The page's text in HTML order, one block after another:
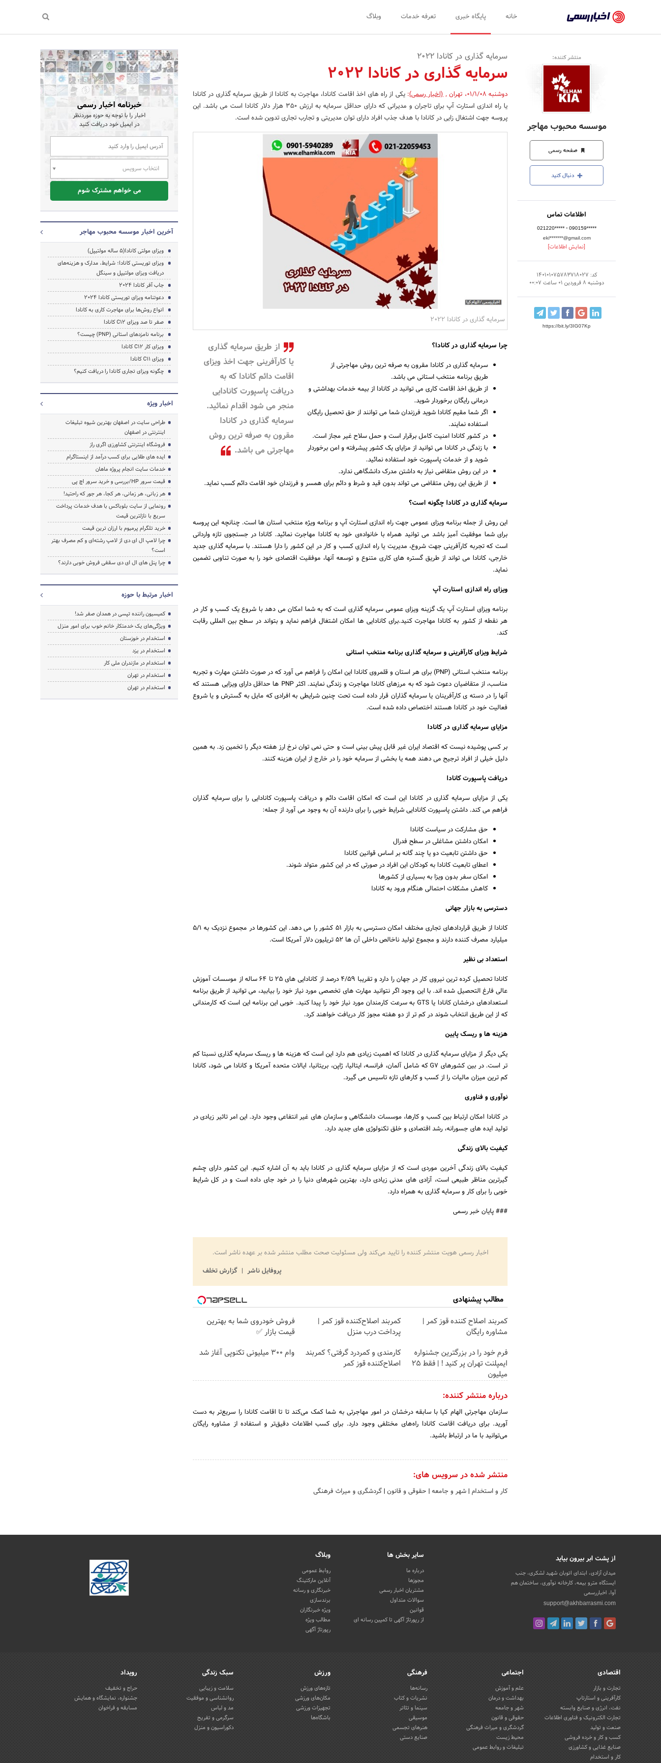
رسمی
-
اخبار
تایید
شده
شرکت‌ها،
سازمان‌ها
و
روابط
عمومی‌ها
خانه پایگاه خبری تعرفه خدمات وبلاگ
منتشر کننده:
موسسه محبوب مهاجر
صفحه رسمی
دنبال کنید
اطلاعات تماس
021220***** - 090159*****
eki*******@gmail.com
[نمایش اطلاعات]
کد: 140101075783718027
دوشنبه 8 فروردین 01 ساعت 00:07
https://bit.ly/3IG07Kp
سرمایه گذاری در کانادا 2022
سرمایه گذاری در کانادا 2022
دوشنبه 01/1/08 ، تهران ,(اخبار رسمی):یکی از راه های اخذ اقامت کانادا، مهاجرت به کانادا از طریق سرمایه گذاری در کانادا
یا راه اندازی استارت آپ برای تاجران و مدیرانی که دارای حداقل سرمایه به ارزش 350 هزار دلار کانادا است می باشد. این
پروسه جهت اشتغال زایی در کانادا با هدف جذب افراد دارای توان مدیریتی و تجارب تجاری تدوین شده است.
سرمایه گذاری در کانادا 2022
از طریق سرمایه گذاری
یا کارآفرینی جهت اخذ ویزای
اقامت دائم کانادا که به
دریافت پاسپورت کانادایی
منجر می شود اقدام نمائید.
سرمایه گذاری در کانادا
مقرون به صرفه ترین روش
مهاجرتی می باشد.
چرا سرمایه گذاری در کانادا؟
سرمایه گذاری در کانادا مقرون به صرفه ترین روش مهاجرتی از
طریق برنامه منتخب استانی می باشد.
از طریق اخذ اقامت کاری می توانید در کانادا از بیمه خدمات بهداشتی و
درمانی رایگان برخوردار شوید.
اگر شما مقیم کانادا شوید فرزندان شما می توانند از حق تحصیل رایگان
استفاده نمایند.
در کشور کانادا امنیت کامل برقرار است و حمل سلاح غیر مجاز است.
با زندگی در کانادا می توانید از مزایای یک کشور پیشرفته و امن برخوردار
شوید و از خدمات پاسپورت خود استفاده نمائید.
در این روش متقاضی نیاز به داشتن مدرک دانشگاهی ندارد.
از طریق این روش متقاضی می تواند بدون قید و شرط و دائم برای همسر و فرزندان خود اقامت دائم کسب نماید.
سرمایه گذاری در کانادا چگونه است؟
این روش از جمله برنامه‌ ویزای عمومی جهت راه اندازی استارت آپ و برنامه ویژه منتخب استان ها است. چنانچه این پروسه
برای شما موفقیت آمیز باشد می توانید همراه با خانواده‌ی خود به کانادا مهاجرت نمائید. کانادا در جستجوی تازه واردانی
است که تجربه کارآفرینی جهت شروع‌، مدیریت یا راه اندازی کسب و کار در این کشور را دارا هستند. با سرمایه گذاری جدید
خارجی‌، کانادا می تواند از طریق گستره های کاری متنوع و توسعه آنها، موفقیت اقتصادی خود را به صورت تناوبی تضمین
نماید.
ویزای راه اندازی استارت آپ
برنامه‌ ویزای استارت آپ یک گزینه ویزای عمومی سرمایه گذاری است که به شما امکان می دهد با شروع یک کسب و کار در
هر نقطه از کشور به کانادا مهاجرت کنید.برای کانادایی‌ ها امکان اشتغال فراهم نماید و بتواند در سطح بین المللی رقابت
کند.
شرایط ویزای کارآفرینی و سرمایه گذاری برنامه منتخب استانی
برنامه منتخب استانی (PNP) برای هر استان و قلمروی کانادا این امکان را فراهم می آورد که در صورت داشتن مهارت و تجربه
مناسب، از متقاضیان دعوت شود که به مرزهای کانادا مهاجرت و زندگی نمایند. اکثر PNP ها حداقل دارای ویزایی هستند که
آنها را در دسته‌ ی کارآفرینان یا سرمایه گذاران قرار داده است تحت چنین شرایطی به افرادی که مایل به گسترش و یا شروع
فعالیت خود در کانادا هستند اختصاص داده شده است.
مزایای سرمایه گذاری در کانادا
بر کسی پوشیده نیست که اقتصاد ایران غیر قابل پیش بینی است و حتی نمی توان نرخ ارز هفته دیگر را تخمین زد. به همین
دلیل خیلی از افراد ترجیح می دهند همه یا بخشی از سرمایه خود را در خارج از ایران هزینه کنند.
دریافت پاسپورت کانادا
یکی از مزایای سرمایه گذاری در کانادا این است که امکان اقامت دائم و دریافت پاسپورت کانادایی را برای سرمایه گذاران
فراهم می کند. داشتن پاسپورت کانادایی شرایط خوبی را برای دارنده آن به وجود می آورد از جمله:
حق مشارکت در سیاست کانادا
امکان داشتن مشاغلی در سطح فدرال
حق داشتن تابعیت دو یا چند گانه بر اساس قوانین کانادا
اعطای تابعیت کانادا به کودکان این افراد در صورتی که در این کشور متولد شوند.
امکان سفر بدون ویزا به بسیاری از کشورها
کاهش مشکلات احتمالی هنگام ورود به کانادا
دسترسی به بازار جهانی
کانادا از طریق قراردادهای تجاری مختلف امکان دسترسی به بازار 51 کشور را می دهد. این کشورها در مجموع نزدیک به 5/1
میلیارد مصرف کننده دارند و مجموع تولید ناخالص داخلی آن ها 52 تریلیون دلار آمریکا است.
استعداد بی نظیر
کانادا تحصیل کرده ترین نیروی کار در جهان را دارد و تقریبا 4/59 درصد از کانادایی های 25 تا 64 ساله از موسسات آموزش
عالی فارغ التحصیل شده اند. با این وجود اگر نتوانید مهارت های تخصصی مورد نیاز خود را بیابید، می توانید از طریق برنامه
استعدادهای درخشان کانادا یا GTS به سرعت کارمندان مورد نیاز خود را پیدا کنید. خوبی این برنامه این است که کارمندانی
که از این طریق انتخاب شوند در کم تر از دو هفته مجوز کار دریافت خواهند کرد.
هزینه ها و ریسک پایین
یکی دیگر از مزایای سرمایه گذاری در کانادا که اهمیت زیادی هم دارد این است که هزینه ها و ریسک سرمایه گذاری نسبتا کم
تر است. در بین کشورهای G7 که شامل آلمان، فرانسه، ایتالیا، ژاپن، بریتانیا، ایالات متحده آمریکا و کانادا می شود، کانادا
کم ترین میزان مالیات را از کسب و کارهای تازه تاسیس می گیرد.
نوآوری و فناوری
در کانادا امکان ارتباط بین کسب و کارها، موسسات دانشگاهی و سازمان های غیر انتفاعی وجود دارد. این امر تاثیر زیادی در
تولید ایده های جسورانه، رشد اقتصادی و خلق تکنولوژی های جدید دارد.
کیفیت بالای زندگی
کیفیت بالای زندگی آخرین موردی است که از مزایای سرمایه گذاری در کانادا باید به آن اشاره کنیم. این کشور دارای چشم
گیرترین مناظر طبیعی است، آزادی های مدنی زیادی دارد، بهترین شهرهای دنیا را در خود جای داده است و در کل شرایط
خوبی را برای کار و سرمایه گذاری به همراه دارد.
### پایان خبر رسمی
اخبار رسمی هویت منتشر کننده را تایید می‌کند ولی مسئولیت صحت مطلب منتشر شده بر عهده ناشر است.
پروفایل ناشر
گزارش تخلف
مطالب پیشنهادی
کمربند اصلاح کننده قوز کمر |
مشاوره رایگان
کمربند اصلاح‌کننده قوز کمر |
پرداخت درب منزل
فروش خودروی شما به بهترین
قیمت بازار ✅
فرم خود را در بزرگترین جشنواره
ایمپلنت تهران پر کنید ! | فقط ۲۵
میلیون
کارمندی و کمردرد گرفتی؟ کمربند
اصلاح‌کننده قوز کمر
وام 300 میلیونی تکنوپی آغاز شد
درباره منتشر کننده:
سازمان مهاجرتی الهام کیا با سابقه درخشان در امور مهاجرتی به شما کمک می‌کند تا تا اقامت کانادا را سریع‌تر به دست
آورید. برای دریافت اقامت کانادا راه‌های مختلفی وجود دارد. برای کسب اطلاعات دقیق‌تر و استفاده از مشاوره رایگان
می‌توانید با ما در ارتباط باشید.
منتشر شده در سرویس های:
کار و استخدام | شهر و جامعه | حقوقی و قانون | گردشگری و میراث فرهنگی
خبرنامه اخبار رسمی
اخبار را با توجه به حوزه موردنظر
در ایمیل خود دریافت کنید
انتخاب سرویس
می خواهم مشترک شوم
آخرین اخبار موسسه محبوب مهاجر
ویزای مولتی کانادا(5 ساله مولتیپل)
ویزای توریستی کانادا؛ شرایط، مدارک و هزینه‌های
دریافت ویزای مولتیپل و سینگل
جاب آفر کانادا 2024
دعوتنامه ویزای توریستی کانادا 2024
انواع روش‌ها برای مهاجرت کاری به کانادا
صفر تا صد ویزای C12 کانادا
برنامه نامزدهای استانی (PNP) چیست؟
ویزای کار C12 کانادا
ویزای C11 کانادا
چگونه ویزای تجاری کانادا را دریافت کنیم؟
اخبار ویژه
طراحی سایت در اصفهان بهترین شیوه تبلیغات
اینترنتی در اصفهان
فروشگاه اینترنتی کشاورزی اگری راز
ایده های طلایی برای کسب درآمد از اینستاگرام
خدمات سایت انجام پروژه ماهان
قیمت سرور HP/بررسی و خرید سرور اچ پی
هر زبانی، هر زمانی، هر کجا، هر جور که راحتید!
رونمایی از سایت بلوباکس با هدف خدمات پرداخت
سریع با نازلترین قیمت
خرید تلگرام پرمیوم با ارزان ترین قیمت
چرا لامپ ال ای دی از لامپ رشته‌ای و کم مصرف بهتر
است؟
چرا پنل های ال ای دی سقفی فروش خوبی دارند؟
اخبار مرتبط با حوزه
کمیسیون راننده تپسی در همدان صفر شد!
ویژگی‌های یک خدمتکار خانم خوب برای امور منزل
استخدام در خوزستان
استخدام در یزد
استخدام در مازندران ملی کار
استخدام در تهران
استخدام در تهران
از پشت ابر بیرون بیاید
میدان آزادی، ابتدای اتوبان شهید لشکری، جنب
ایستگاه مترو بیمه، کارخانه نوآوری، ساختمان هم
آوا، اخباررسمی
support@akhbarrasmi.com
سایر بخش ها
درباره ما
مجوزها
مشتریان اخبار رسمی
سوالات متداول
قوانین
از رپورتاژ آگهی تا کمپین رسانه ای
وبلاگ
روابط عمومی
آنلاین مارکتینگ
خبرنگاری و رسانه
برندسازی
ویژه خبرنگاران
مطالب ویژه
رپورتاژ آگهی
اقتصادی
تجارت و بازار
کارآفرینی و استارتاپ
نفت، انرژی و صنایع وابسته
تجارت الکترونیک و فناوری اطلاعات
صنعت و تولید
کسب و کار و خرده فروشی
صنایع غذایی و کشاورزی
کار و استخدام
اجتماعی
علم و آموزش
بهداشت و درمان
شهر و جامعه
حقوقی و قانون
گردشگری و میراث فرهنگی
محیط زیست
تبلیغات و روابط عمومی
فرهنگی
رسانه‌ها
نشریات و کتاب
سینما و تئاتر
موسیقی
هنرهای تجسمی
صنایع دستی
ورزش
تازه‌های ورزش
مکان‌های ورزشی
تجهیزات ورزشی
باشگاه‌ها
سبک زندگی
سلامت و زیبایی
روانشناسی و موفقیت
مد و لباس
سرگرمی و تفریح
دکوراسیون و منزل
رویداد
حراج و تخفیف
جشنواره، نمایشگاه و همایش
مسابقه و فراخوان